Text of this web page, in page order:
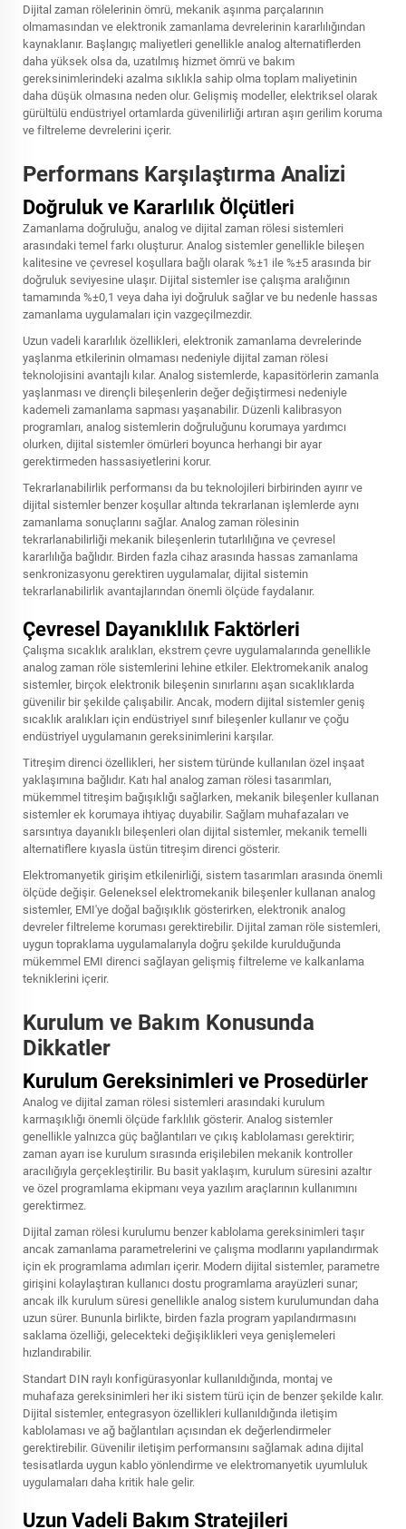
Dijital zaman rölelerinin ömrü, mekanik aşınma parçalarının
olmamasından ve elektronik zamanlama devrelerinin kararlılığından
kaynaklanır. Başlangıç maliyetleri genellikle analog alternatiflerden
daha yüksek olsa da, uzatılmış hizmet ömrü ve bakım
gereksinimlerindeki azalma sıklıkla sahip olma toplam maliyetinin
daha düşük olmasına neden olur. Gelişmiş modeller, elektriksel olarak
gürültülü endüstriyel ortamlarda güvenilirliği artıran aşırı gerilim koruma
ve filtreleme devrelerini içerir.
Performans Karşılaştırma Analizi
Doğruluk ve Kararlılık Ölçütleri
Zamanlama doğruluğu, analog ve dijital zaman rölesi sistemleri
arasındaki temel farkı oluşturur. Analog sistemler genellikle bileşen
kalitesine ve çevresel koşullara bağlı olarak %±1 ile %±5 arasında bir
doğruluk seviyesine ulaşır. Dijital sistemler ise çalışma aralığının
tamamında %±0,1 veya daha iyi doğruluk sağlar ve bu nedenle hassas
zamanlama uygulamaları için vazgeçilmezdir.
Uzun vadeli kararlılık özellikleri, elektronik zamanlama devrelerinde
yaşlanma etkilerinin olmaması nedeniyle dijital zaman rölesi
teknolojisini avantajlı kılar. Analog sistemlerde, kapasitörlerin zamanla
yaşlanması ve dirençli bileşenlerin değer değiştirmesi nedeniyle
kademeli zamanlama sapması yaşanabilir. Düzenli kalibrasyon
programları, analog sistemlerin doğruluğunu korumaya yardımcı
olurken, dijital sistemler ömürleri boyunca herhangi bir ayar
gerektirmeden hassasiyetlerini korur.
Tekrarlanabilirlik performansı da bu teknolojileri birbirinden ayırır ve
dijital sistemler benzer koşullar altında tekrarlanan işlemlerde aynı
zamanlama sonuçlarını sağlar. Analog zaman rölesinin
tekrarlanabilirliği mekanik bileşenlerin tutarlılığına ve çevresel
kararlılığa bağlıdır. Birden fazla cihaz arasında hassas zamanlama
senkronizasyonu gerektiren uygulamalar, dijital sistemin
tekrarlanabilirlik avantajlarından önemli ölçüde faydalanır.
Çevresel Dayanıklılık Faktörleri
Çalışma sıcaklık aralıkları, ekstrem çevre uygulamalarında genellikle
analog zaman röle sistemlerini lehine etkiler. Elektromekanik analog
sistemler, birçok elektronik bileşenin sınırlarını aşan sıcaklıklarda
güvenilir bir şekilde çalışabilir. Ancak, modern dijital sistemler geniş
sıcaklık aralıkları için endüstriyel sınıf bileşenler kullanır ve çoğu
endüstriyel uygulamanın gereksinimlerini karşılar.
Titreşim direnci özellikleri, her sistem türünde kullanılan özel inşaat
yaklaşımına bağlıdır. Katı hal analog zaman rölesi tasarımları,
mükemmel titreşim bağışıklığı sağlarken, mekanik bileşenler kullanan
sistemler ek korumaya ihtiyaç duyabilir. Sağlam muhafazaları ve
sarsıntıya dayanıklı bileşenleri olan dijital sistemler, mekanik temelli
alternatiflere kıyasla üstün titreşim direnci gösterir.
Elektromanyetik girişim etkilenirliği, sistem tasarımları arasında önemli
ölçüde değişir. Geleneksel elektromekanik bileşenler kullanan analog
sistemler, EMI'ye doğal bağışıklık gösterirken, elektronik analog
devreler filtreleme koruması gerektirebilir. Dijital zaman röle sistemleri,
uygun topraklama uygulamalarıyla doğru şekilde kurulduğunda
mükemmel EMI direnci sağlayan gelişmiş filtreleme ve kalkanlama
tekniklerini içerir.
Kurulum ve Bakım Konusunda
Dikkatler
Kurulum Gereksinimleri ve Prosedürler
Analog ve dijital zaman rölesi sistemleri arasındaki kurulum
karmaşıklığı önemli ölçüde farklılık gösterir. Analog sistemler
genellikle yalnızca güç bağlantıları ve çıkış kablolaması gerektirir;
zaman ayarı ise kurulum sırasında erişilebilen mekanik kontroller
aracılığıyla gerçekleştirilir. Bu basit yaklaşım, kurulum süresini azaltır
ve özel programlama ekipmanı veya yazılım araçlarının kullanımını
gerektirmez.
Dijital zaman rölesi kurulumu benzer kablolama gereksinimleri taşır
ancak zamanlama parametrelerini ve çalışma modlarını yapılandırmak
için ek programlama adımları içerir. Modern dijital sistemler, parametre
girişini kolaylaştıran kullanıcı dostu programlama arayüzleri sunar;
ancak ilk kurulum süresi genellikle analog sistem kurulumundan daha
uzun sürer. Bununla birlikte, birden fazla program yapılandırmasını
saklama özelliği, gelecekteki değişiklikleri veya genişlemeleri
hızlandırabilir.
Standart DIN raylı konfigürasyonlar kullanıldığında, montaj ve
muhafaza gereksinimleri her iki sistem türü için de benzer şekilde kalır.
Dijital sistemler, entegrasyon özellikleri kullanıldığında iletişim
kablolaması ve ağ bağlantıları açısından ek değerlendirmeler
gerektirebilir. Güvenilir iletişim performansını sağlamak adına dijital
tesisatlarda uygun kablo yönlendirme ve elektromanyetik uyumluluk
uygulamaları daha kritik hale gelir.
Uzun Vadeli Bakım Stratejileri